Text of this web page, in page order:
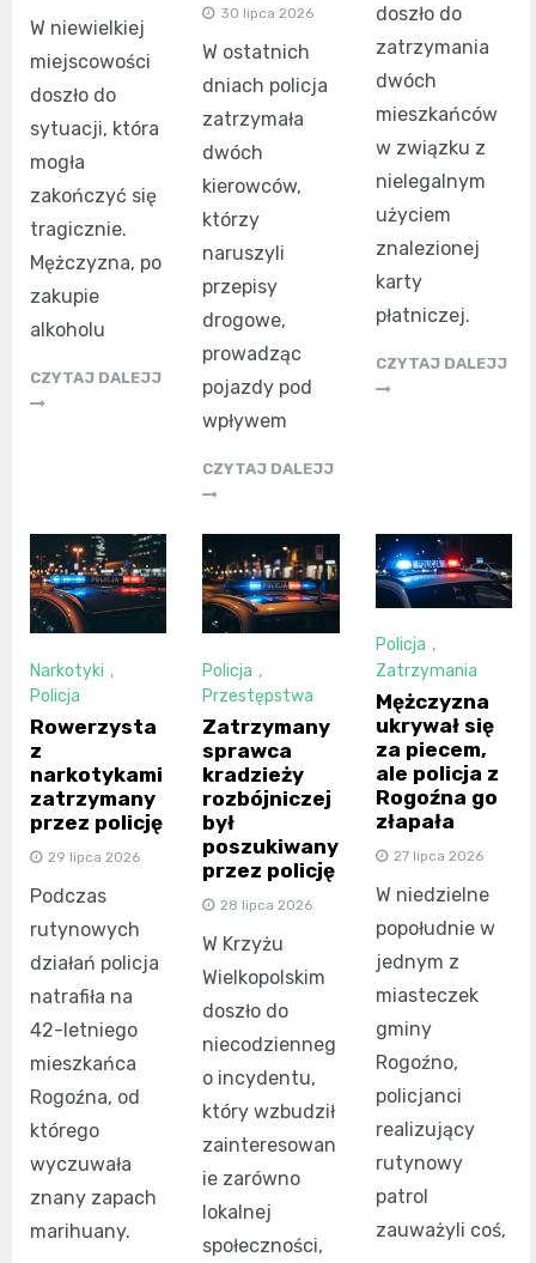
W niewielkiej
miejscowości
doszło do
sytuacji, która
mogła
zakończyć się
tragicznie.
Mężczyzna, po
zakupie
alkoholu
CZYTAJ DALEJJ
30 lipca 2026
W ostatnich
dniach policja
zatrzymała
dwóch
kierowców,
którzy
naruszyli
przepisy
drogowe,
prowadząc
pojazdy pod
wpływem
CZYTAJ DALEJJ
doszło do
zatrzymania
dwóch
mieszkańców
w związku z
nielegalnym
użyciem
znalezionej
karty
płatniczej.
CZYTAJ DALEJJ
Narkotyki ,
Policja
Rowerzysta
z
narkotykami
zatrzymany
przez policję
29 lipca 2026
Podczas
rutynowych
działań policja
natrafiła na
42-letniego
mieszkańca
Rogoźna, od
którego
wyczuwała
znany zapach
marihuany.
Policja ,
Przestępstwa
Zatrzymany
sprawca
kradzieży
rozbójniczej
był
poszukiwany
przez policję
28 lipca 2026
W Krzyżu
Wielkopolskim
doszło do
niecodzienneg
o incydentu,
który wzbudził
zainteresowan
ie zarówno
lokalnej
społeczności,
Policja ,
Zatrzymania
Mężczyzna
ukrywał się
za piecem,
ale policja z
Rogoźna go
złapała
27 lipca 2026
W niedzielne
popołudnie w
jednym z
miasteczek
gminy
Rogoźno,
policjanci
realizujący
rutynowy
patrol
zauważyli coś,